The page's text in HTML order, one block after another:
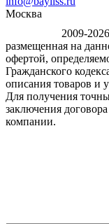
Москва
2009-2026
размещенная на
офертой,
Гражданского
описания товаров и
Для получения
заключения
компании.